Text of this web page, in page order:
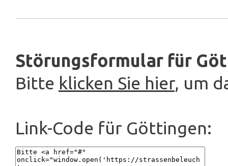
Störungsformular für
Bitte klicken Sie hier, um
Link-Code für Göttingen: